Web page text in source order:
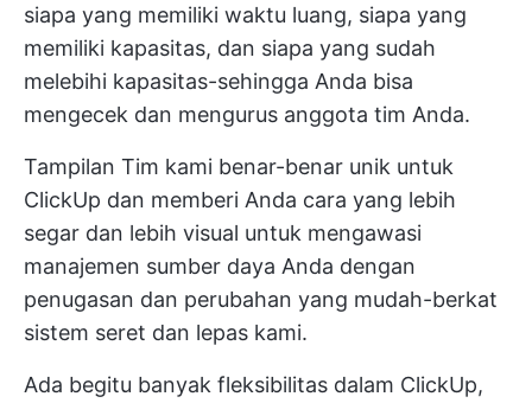
siapa yang memiliki waktu luang, siapa yang
memiliki kapasitas, dan siapa yang sudah
melebihi kapasitas-sehingga Anda bisa
mengecek dan mengurus anggota tim Anda.
Tampilan Tim kami benar-benar unik untuk
ClickUp dan memberi Anda cara yang lebih
segar dan lebih visual untuk mengawasi
manajemen sumber daya Anda dengan
penugasan dan perubahan yang mudah-berkat
sistem seret dan lepas kami.
Ada begitu banyak fleksibilitas dalam ClickUp,